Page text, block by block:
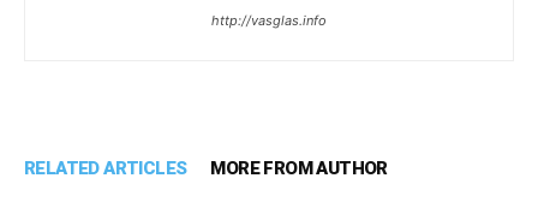
http://vasglas.info
RELATED ARTICLES MORE FROM AUTHOR